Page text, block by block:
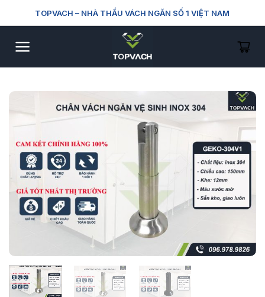
TOPVACH– NHÀ THẦU VÁCH NGĂN SỐ 1 VIỆT NAM